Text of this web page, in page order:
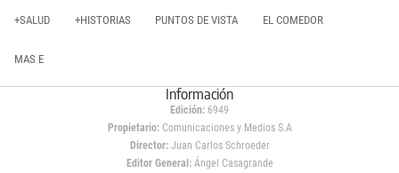
+SALUD +HISTORIAS PUNTOS DE VISTA EL COMEDOR
MAS E
Información
Edición: 6949
Propietario:Comunicaciones y Medios S.A
Director: Juan Carlos Schroeder
Editor General:Ángel Casagrande